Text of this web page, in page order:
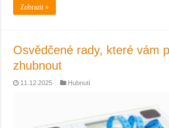
Zobrazit »
Osvědčené rady, které vám
zhubnout
11.12.2025 Hubnutí